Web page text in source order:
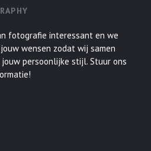
fotografie interessant en we
wensen zodat wij samen
persoonlijke stijl. Stuur ons